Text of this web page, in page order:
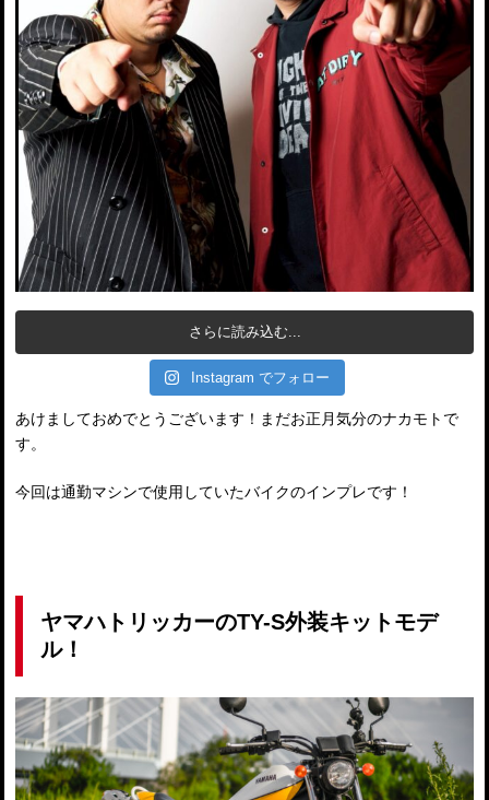
さらに読み込む...
Instagram でフォロー
あけましておめでとうございます！まだお正月気分のナカモトで
す。
今回は通勤マシンで使用していたバイクのインプレです！
ヤマハトリッカーのTY-S外装キットモデ
ル！